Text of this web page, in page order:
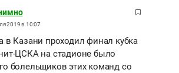
2019 в 10:07
в Казани проходил финал кубка
ЦСКА на стадионе было
болельщиков этих команд со